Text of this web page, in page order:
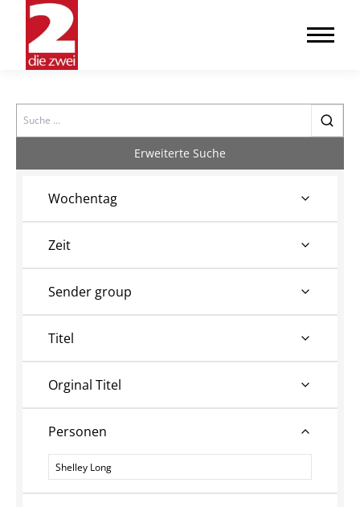
Search
Erweiterte Suche
Wochentag
Zeit
Sender group
Titel
Orginal Titel
Personen
Personen